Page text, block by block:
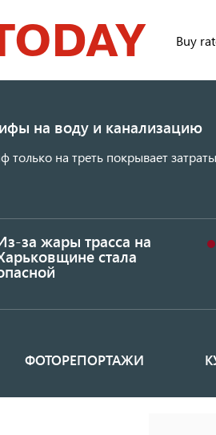
Buy
на воду и канализацию
только на треть покрывает
за жары трасса на
стала
ФОТОРЕПОРТАЖИ